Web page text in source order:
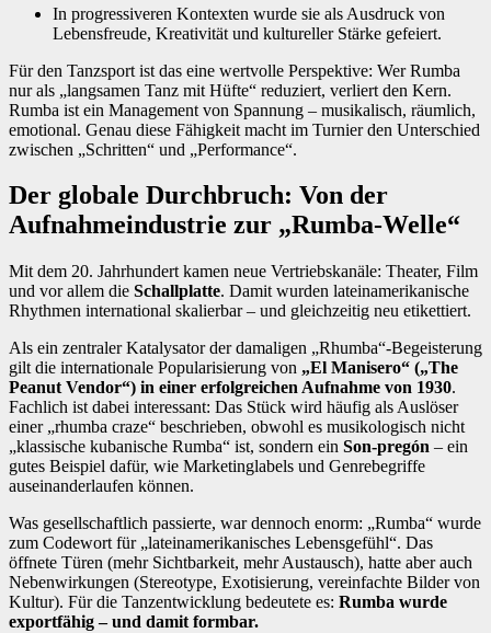
In progressiveren Kontexten wurde sie als Ausdruck von
Lebensfreude, Kreativität und kultureller Stärke gefeiert.
Für den Tanzsport ist das eine wertvolle Perspektive: Wer Rumba
nur als „langsamen Tanz mit Hüfte“ reduziert, verliert den Kern.
Rumba ist ein Management von Spannung – musikalisch, räumlich,
emotional. Genau diese Fähigkeit macht im Turnier den Unterschied
zwischen „Schritten“ und „Performance“.
Der globale Durchbruch: Von der
Aufnahmeindustrie zur „Rumba-Welle“
Mit dem 20. Jahrhundert kamen neue Vertriebskanäle: Theater, Film
und vor allem die Schallplatte. Damit wurden lateinamerikanische
Rhythmen international skalierbar – und gleichzeitig neu etikettiert.
Als ein zentraler Katalysator der damaligen „Rhumba“-Begeisterung
gilt die internationale Popularisierung von „El Manisero“ („The
Peanut Vendor“) in einer erfolgreichen Aufnahme von 1930.
Fachlich ist dabei interessant: Das Stück wird häufig als Auslöser
einer „rhumba craze“ beschrieben, obwohl es musikologisch nicht
„klassische kubanische Rumba“ ist, sondern ein Son-pregón – ein
gutes Beispiel dafür, wie Marketinglabels und Genrebegriffe
auseinanderlaufen können.
Was gesellschaftlich passierte, war dennoch enorm: „Rumba“ wurde
zum Codewort für „lateinamerikanisches Lebensgefühl“. Das
öffnete Türen (mehr Sichtbarkeit, mehr Austausch), hatte aber auch
Nebenwirkungen (Stereotype, Exotisierung, vereinfachte Bilder von
Kultur). Für die Tanzentwicklung bedeutete es: Rumba wurde
exportfähig – und damit formbar.